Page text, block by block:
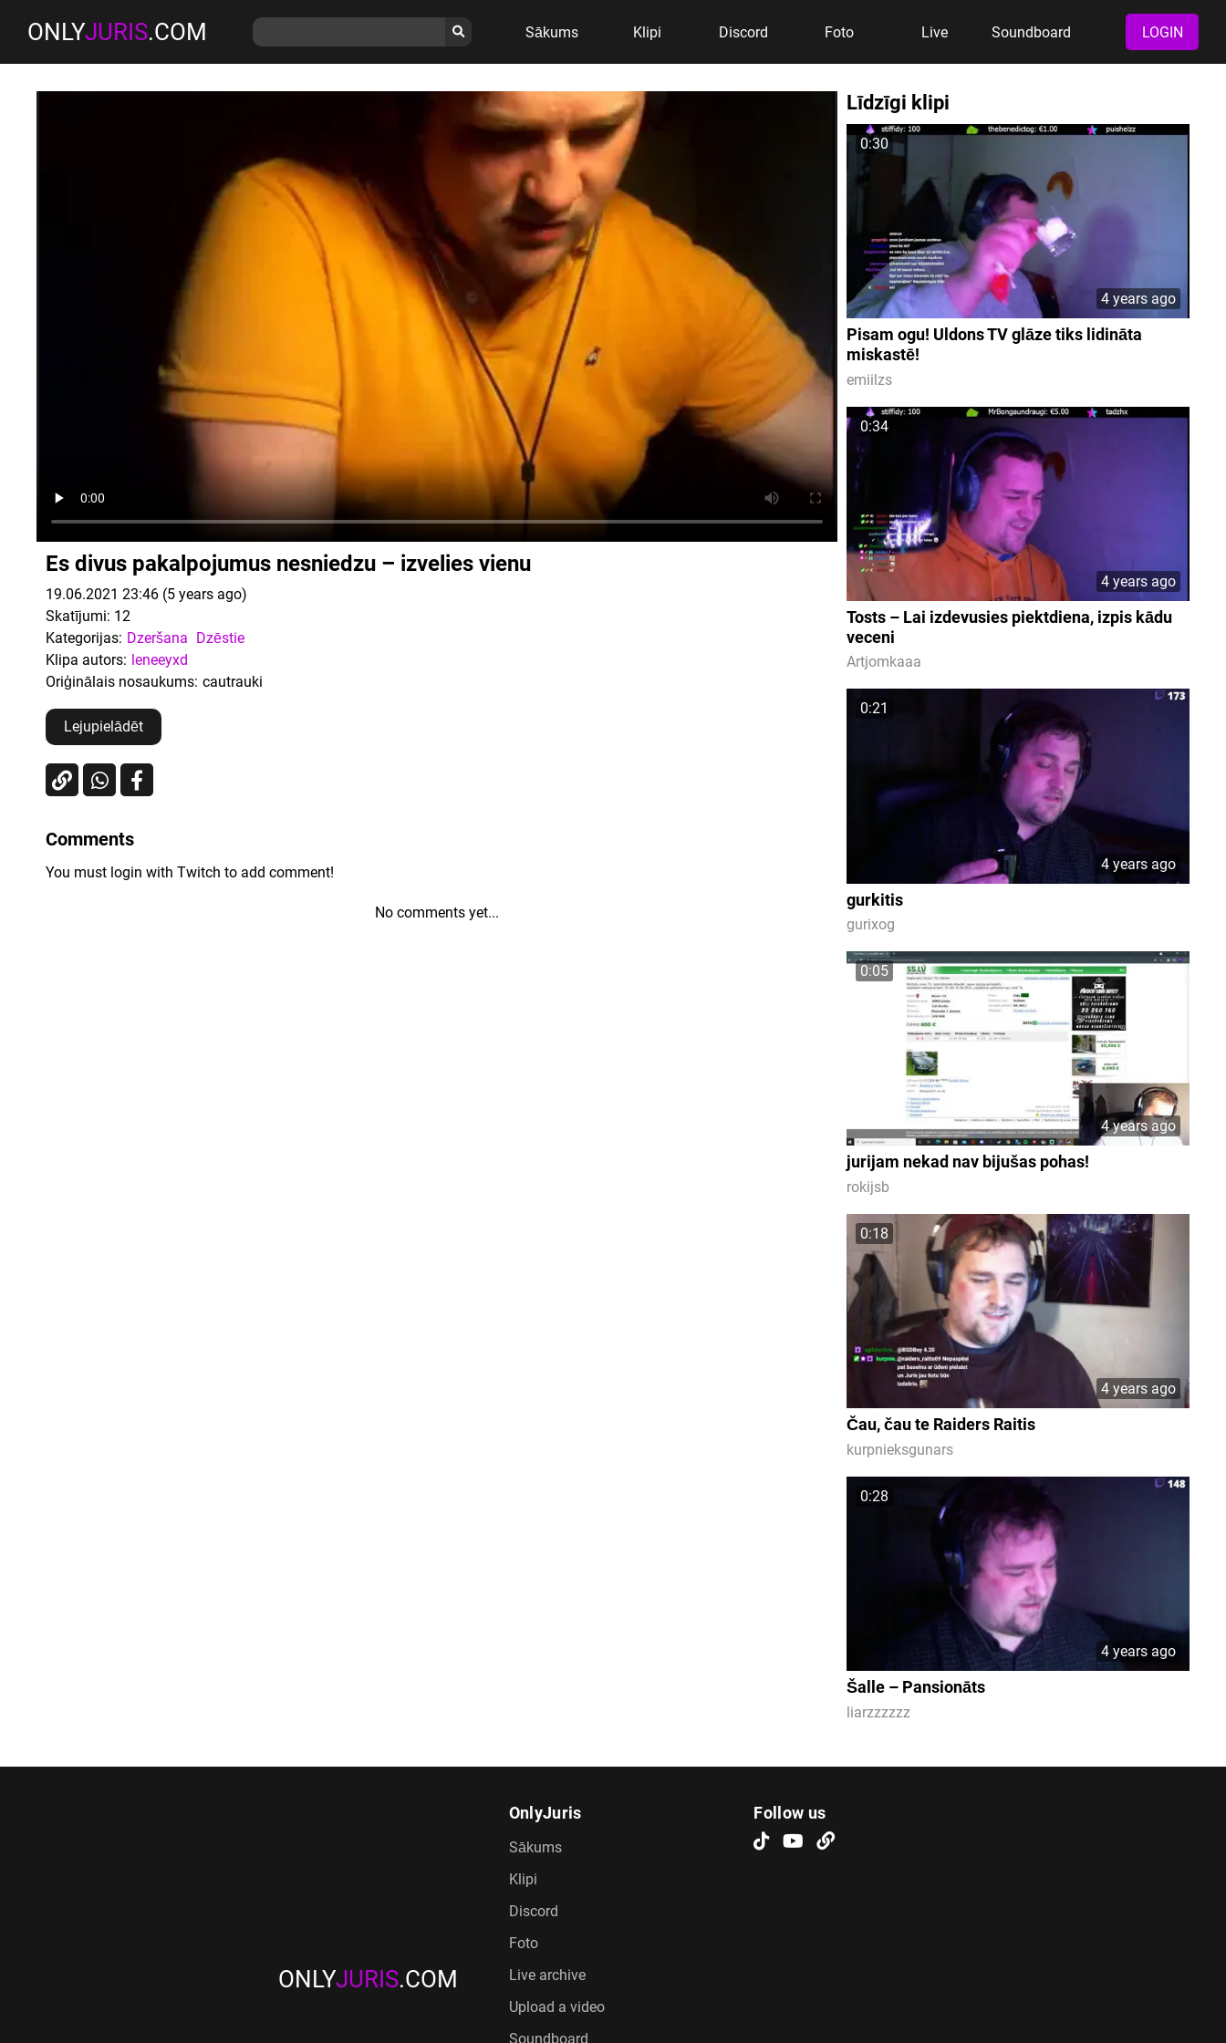
ONLYJURIS.COM Sākums Klipi Discord Foto Live Soundboard LOGIN
Es divus pakalpojumus nesniedzu – izvelies vienu
19.06.2021 23:46 (5 years ago)
Skatījumi: 12
Kategorijas: Dzeršana Dzēstie
Klipa autors: leneeyxd
Oriģinālais nosaukums: cautrauki
Lejupielādēt
Comments
You must login with Twitch to add comment!
No comments yet...
Līdzīgi klipi
0:30
4 years ago
Pisam ogu! Uldons TV glāze tiks lidināta
miskastē!
emiilzs
0:34
4 years ago
Tosts – Lai izdevusies piektdiena, izpis kādu
veceni
Artjomkaaa
0:21
4 years ago
gurkitis
gurixog
0:05
4 years ago
jurijam nekad nav bijušas pohas!
rokijsb
0:18
4 years ago
Čau, čau te Raiders Raitis
kurpnieksgunars
0:28
4 years ago
Šalle – Pansionāts
liarzzzzzz
ONLYJURIS.COM
OnlyJuris
Sākums
Klipi
Discord
Foto
Live archive
Upload a video
Soundboard
Follow us